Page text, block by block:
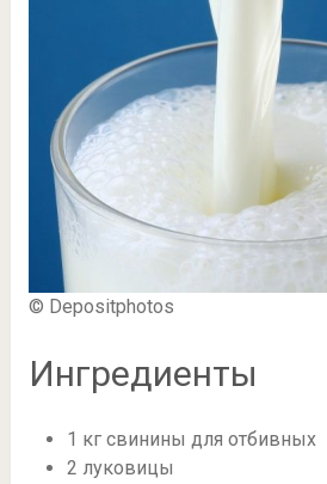
© Depositphotos
Ингредиенты
1 кг свинины для отбивных
2 луковицы